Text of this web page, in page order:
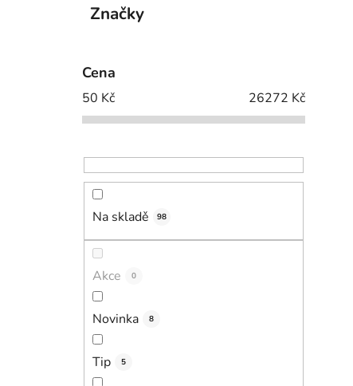
Značky
Cena
50 Kč 26272 Kč
Na skladě 98
Akce 0
Novinka 8
Tip 5